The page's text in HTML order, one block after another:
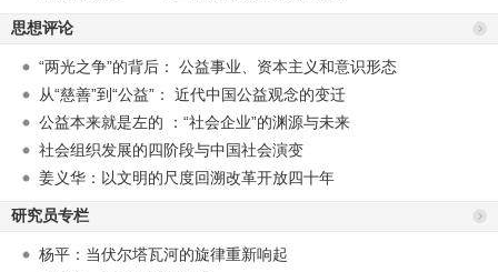
思想评论
“两光之争”的背后： 公益事业、资本主义和意识形态
从“慈善”到“公益”： 近代中国公益观念的变迁
公益本来就是左的 ：“社会企业”的渊源与未来
社会组织发展的四阶段与中国社会演变
姜义华：以文明的尺度回溯改革开放四十年
研究员专栏
杨平：当伏尔塔瓦河的旋律重新响起